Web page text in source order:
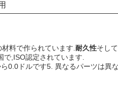
料で作られています. 耐久性そして
,ISO認定されています.
0.0ドルです5. 異なるパーツは